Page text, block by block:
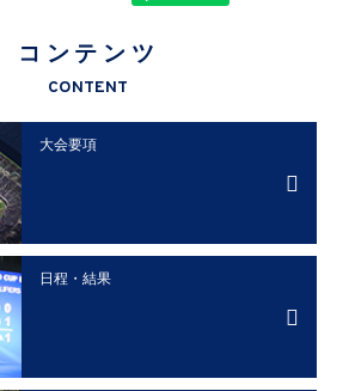
コンテンツ
CONTENT
大会要項
日程・結果